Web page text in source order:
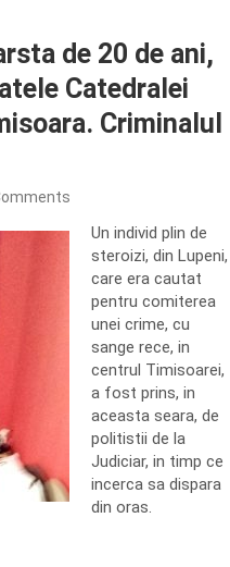
de 20 de ani,
Catedralei
Criminalul
Un individ plin de
steroizi, din Lupeni,
care era cautat
pentru comiterea
unei crime, cu
sange rece, in
centrul Timisoarei,
a fost prins, in
aceasta seara, de
politistii de la
Judiciar, in timp ce
incerca sa dispara
din oras.